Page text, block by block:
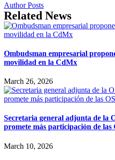
Author Posts
Related News
Ombudsman empresarial
movilidad en la CdMx
March 26, 2026
Secretaria general adjunta de la
promete más participación de las
March 10, 2026